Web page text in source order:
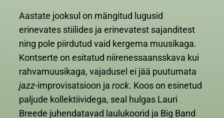
Aastate jooksul on mängitud lugusid
erinevates stiilides ja erinevatest sajanditest
ning pole piirdutud vaid kergema muusikaga.
Kontserte on esitatud niirenessaansskava kui
rahvamuusikaga, vajadusel ei jää puutumata
jazz-improvisatsioon ja rock. Koos on esinetud
paljude kollektiividega, seal hulgas Lauri
Breede juhendatavad laulukoorid ja Big Band